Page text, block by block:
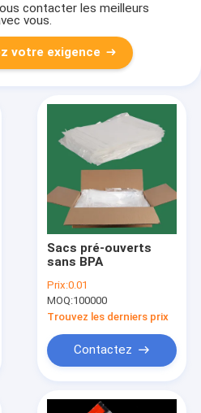
contacter les meilleurs
vous.
votre exigence
Sacs pré-ouverts
sans BPA
Prix:0.01
MOQ:100000
Trouvez les derniers prix
Contactez